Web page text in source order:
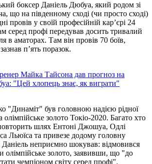
боксер Даніель Дюбуа, який родом зі
що на південному сході (чи просто сході)
провів у своїй професійній кар’єрі 24
серед профі передував досить тривалий
в аматорах. Там він провів 70 боїв,
п’ять поразок.
Майка Тайсона дав прогноз на
"Цей хлопець знає, як виграти"
"Динаміт" був головною надією рідної
олімпійське золото Токіо-2020. Багато хто
шлях Ентоні Джошуа, Одлі
Льюїса та привезе додому головну
неприємно шокував: відмовився
олімпійське золото, заявивши, що "до
чемпіоном світу серед профі".